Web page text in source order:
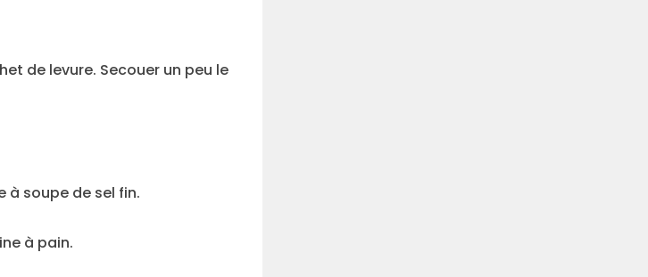
de levure. Secouer un peu le
à soupe de sel fin.
à pain.